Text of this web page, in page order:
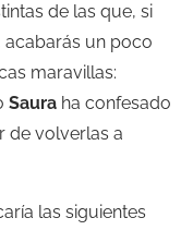
de las que, si
acabarás un poco
maravillas:
Saura ha confesado
de volverlas a
las siguientes